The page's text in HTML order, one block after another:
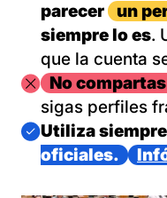
parecer
un
siempre lo es.
que la cuenta
Imagen
No
sigas perfiles
Imagen
Utiliza
oficiales.